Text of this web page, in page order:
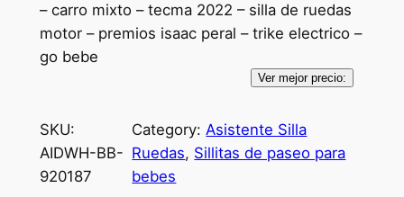
– carro mixto – tecma 2022 – silla de ruedas
motor – premios isaac peral – trike electrico –
go bebe
Ver mejor precio:
SKU:
AIDWH-BB-
920187
Category: Asistente Silla
Ruedas, Sillitas de paseo para
bebes